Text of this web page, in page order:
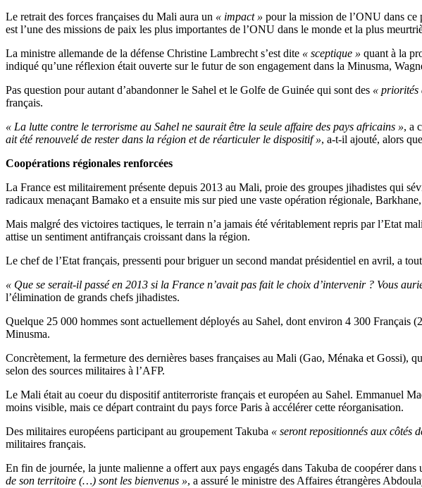
Le retrait des forces françaises du Mali aura un « impact » pour la mission de l’ONU dans
est l’une des missions de paix les plus importantes de l’ONU dans le monde et la plus
La ministre allemande de la défense Christine Lambrecht s’est dite « sceptique » quant à la
indiqué qu’une réflexion était ouverte sur le futur de son engagement dans la Minusma,
Pas question pour autant d’abandonner le Sahel et le Golfe de Guinée qui sont des « priorités
français.
« La lutte contre le terrorisme au Sahel ne saurait être la seule affaire des pays africains », a
ait été renouvelé de rester dans la région et de réarticuler le dispositif », a-t-il ajouté, alors
Coopérations régionales renforcées
La France est militairement présente depuis 2013 au Mali, proie des groupes jihadistes qui
radicaux menaçant Bamako et a ensuite mis sur pied une vaste opération régionale,
Mais malgré des victoires tactiques, le terrain n’a jamais été véritablement repris par l’Etat
attise un sentiment antifrançais croissant dans la région.
Le chef de l’Etat français, pressenti pour briguer un second mandat présidentiel en avril, a
« Que se serait-il passé en 2013 si la France n’avait pas fait le choix d’intervenir ? Vous
l’élimination de grands chefs jihadistes.
Quelque 25 000 hommes sont actuellement déployés au Sahel, dont environ 4 300 Français
Minusma.
Concrètement, la fermeture des dernières bases françaises au Mali (Gao, Ménaka et Gossi),
selon des sources militaires à l’AFP.
Le Mali était au coeur du dispositif antiterroriste français et européen au Sahel. Emmanuel
moins visible, mais ce départ contraint du pays force Paris à accélérer cette réorganisation.
Des militaires européens participant au groupement Takuba « seront repositionnés aux côtés
militaires français.
En fin de journée, la junte malienne a offert aux pays engagés dans Takuba de coopérer dans
de son territoire (…) sont les bienvenus », a assuré le ministre des Affaires étrangères